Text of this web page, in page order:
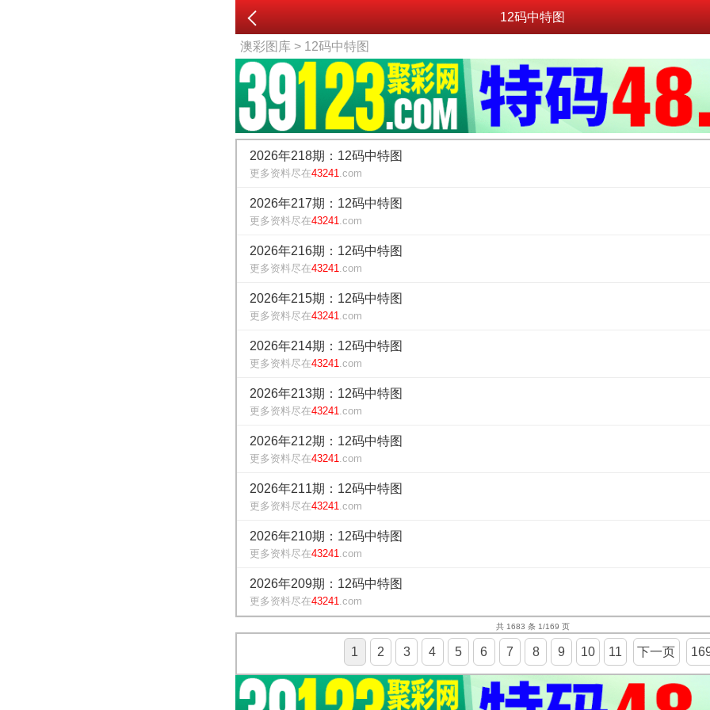
12码中特图
澳彩图库 > 12码中特图
2026年218期：12码中特图
更多资料尽在43241.com
2026年217期：12码中特图
更多资料尽在43241.com
2026年216期：12码中特图
更多资料尽在43241.com
2026年215期：12码中特图
更多资料尽在43241.com
2026年214期：12码中特图
更多资料尽在43241.com
2026年213期：12码中特图
更多资料尽在43241.com
2026年212期：12码中特图
更多资料尽在43241.com
2026年211期：12码中特图
更多资料尽在43241.com
2026年210期：12码中特图
更多资料尽在43241.com
2026年209期：12码中特图
更多资料尽在43241.com
共 1683 条 1/169 页
1 2 3 4 5 6 7 8 9 10 11 下一页